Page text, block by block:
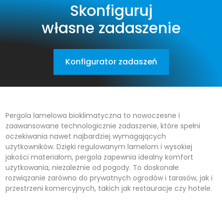
Skonfiguruj
własne zadaszenie
Konfigurator zadaszeń
Pergola lamelowa bioklimatyczna to nowoczesne i
zaawansowane technologicznie zadaszenie, które spełni
oczekiwania nawet najbardziej wymagających
użytkowników. Dzięki regulowanym lamelom i wysokiej
jakości materiałom, pergola zapewnia idealny komfort
użytkowania, niezależnie od pogody. To doskonałe
rozwiązanie zarówno do prywatnych ogrodów i tarasów, jak i
przestrzeni komercyjnych, takich jak restauracje czy hotele.